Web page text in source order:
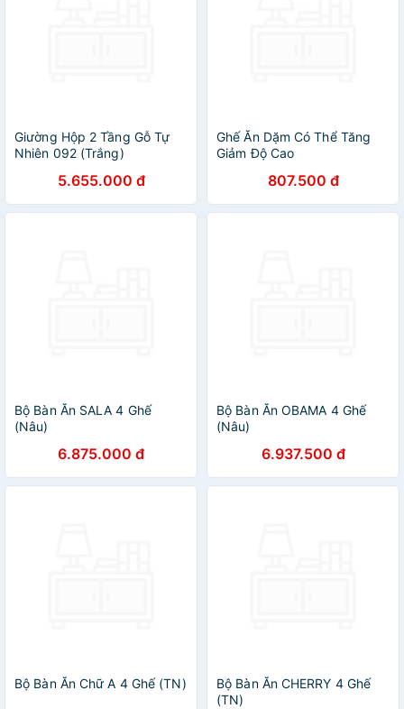
Giường Hộp 2 Tầng Gỗ Tự
Nhiên 092 (Trắng)
5.655.000 đ
Ghế Ăn Dặm Có Thể Tăng
Giảm Độ Cao
807.500 đ
Bộ Bàn Ăn SALA 4 Ghế
(Nâu)
6.875.000 đ
Bộ Bàn Ăn OBAMA 4 Ghế
(Nâu)
6.937.500 đ
Bộ Bàn Ăn Chữ A 4 Ghế (TN)
Bộ Bàn Ăn CHERRY 4 Ghế
(TN)